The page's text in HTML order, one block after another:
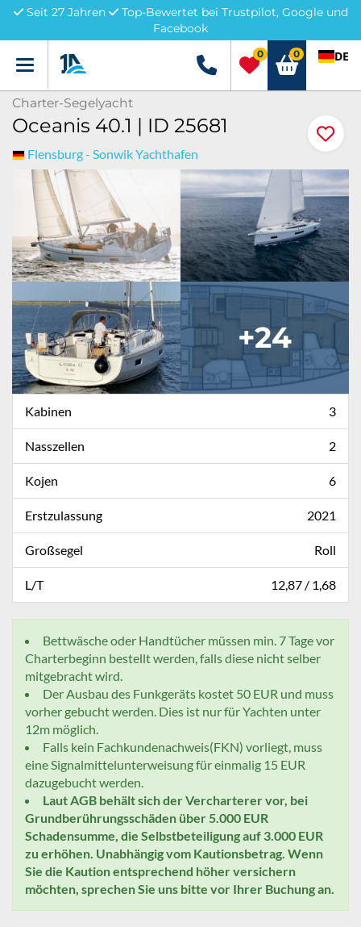
Seit 27 Jahren
Top-Bewertet bei Trustpilot, Google und
Facebook
Menü +49 5741 3222690
0 0 DE
Charter-Segelyacht
Oceanis 40.1 | ID 25681
Flensburg - Sonwik Yachthafen
+24
Kabinen 3
Nasszellen 2
Kojen 6
Erstzulassung 2021
Großsegel Roll
L/T 12,87 / 1,68
Bettwäsche oder Handtücher müssen min. 7 Tage vor
Charterbeginn bestellt werden, falls diese nicht selber
mitgebracht wird.
Der Ausbau des Funkgeräts kostet 50 EUR und muss
vorher gebucht werden. Dies ist nur für Yachten unter
12m möglich.
Falls kein Fachkundenachweis(FKN) vorliegt, muss
eine Signalmittelunterweisung für einmalig 15 EUR
dazugebucht werden.
Laut AGB behält sich der Vercharterer vor, bei
Grundberührungsschäden über 5.000 EUR
Schadensumme, die Selbstbeteiligung auf 3.000 EUR
zu erhöhen. Unabhängig vom Kautionsbetrag. Wenn
Sie die Kaution entsprechend höher versichern
möchten, sprechen Sie uns bitte vor Ihrer Buchung an.